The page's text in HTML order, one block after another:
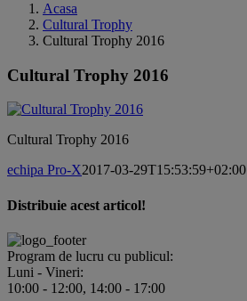
Acasa
Cultural Trophy
Cultural Trophy 2016
Cultural Trophy 2016
Cultural Trophy 2016
echipa Pro-X2017-03-29T15:53:59+02:00
Distribuie acest articol!
Facebook
X
Pinterest
E-
mail:
Program de lucru cu publicul:
Luni - Vineri:
10:00 - 12:00, 14:00 - 17:00